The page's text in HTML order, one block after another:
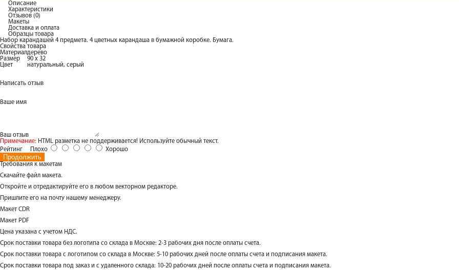
Описание
Характеристики
Отзывов (0)
Макеты
Доставка и оплата
Образцы товара
Набор карандашей 4 предмета. 4 цветных карандаша в бумажной коробке. Бумага.
Свойства товара
Материалдерево
Размер
90 х 32
Цвет
натуральный, серый
Написать отзыв
Ваше имя
Ваш отзыв
Примечание: HTML разметка не поддерживается! Используйте обычный текст.
Рейтинг Плохо Хорошо
Продолжить
Требования к макетам
Скачайте файл макета.
Откройте и отредактируйте его в любом векторном редакторе.
Пришлите его на почту нашему менеджеру.
Макет CDR
Макет PDF
Цена указана с учетом НДС.
Срок поставки товара без логотипа со склада в Москве: 2-3 рабочих дня после оплаты счета.
Срок поставки товара с логотипом со склада в Москве: 5-10 рабочих дней после оплаты счета и подписания макета.
Срок поставки товара под заказ и с удаленного склада: 10-20 рабочих дней после оплаты счета и подписания макета.